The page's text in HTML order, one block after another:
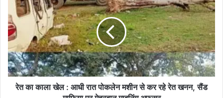
का
का
ला
खे
ल
:
आ
रेत का काला खेल : आधी रात पोकलेन मशीन से कर रहे रेत खनन, सैंड